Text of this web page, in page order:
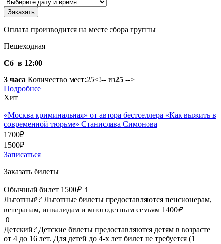
Оплата производится на месте сбора группы
Пешеходная
Сб в 12:00
3 часа Количество мест:25<!-- из25 -->
Подробнее
Хит
«Москва криминальная» от автора бестселлера «Как выжить в
современной тюрьме» Станислава Симонова
1700₽
1500₽
Записаться
Заказать билеты
Обычный билет 1500₽
Льготный? Льготные билеты предоставляются пенсионерам,
ветеранам, инвалидам и многодетным семьям 1400₽
Детский? Детские билеты предоставляются детям в возрасте
от 4 до 16 лет. Для детей до 4-х лет билет не требуется (1